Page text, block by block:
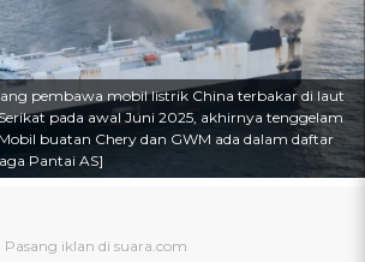
pembawa mobil listrik China terbakar di laut
pada awal Juni 2025, akhirnya tenggelam
buatan Chery dan GWM ada dalam daftar
Pantai AS]